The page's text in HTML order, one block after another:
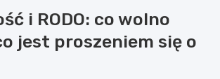
i RODO: co wolno
jest proszeniem się o